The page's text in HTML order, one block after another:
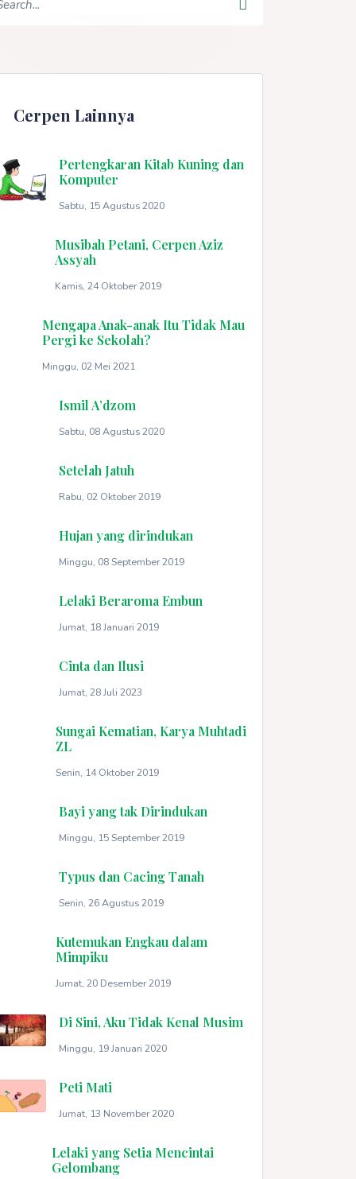
Cerpen Lainnya
Pertengkaran Kitab Kuning dan
Komputer
Sabtu, 15 Agustus 2020
Musibah Petani, Cerpen Aziz
Assyah
Kamis, 24 Oktober 2019
Mengapa Anak-anak Itu Tidak Mau
Pergi ke Sekolah?
Minggu, 02 Mei 2021
Ismil A’dzom
Sabtu, 08 Agustus 2020
Setelah Jatuh
Rabu, 02 Oktober 2019
Hujan yang dirindukan
Minggu, 08 September 2019
Lelaki Beraroma Embun
Jumat, 18 Januari 2019
Cinta dan Ilusi
Jumat, 28 Juli 2023
Sungai Kematian, Karya Muhtadi
ZL
Senin, 14 Oktober 2019
Bayi yang tak Dirindukan
Minggu, 15 September 2019
Typus dan Cacing Tanah
Senin, 26 Agustus 2019
Kutemukan Engkau dalam
Mimpiku
Jumat, 20 Desember 2019
Di Sini, Aku Tidak Kenal Musim
Minggu, 19 Januari 2020
Peti Mati
Jumat, 13 November 2020
Lelaki yang Setia Mencintai
Gelombang